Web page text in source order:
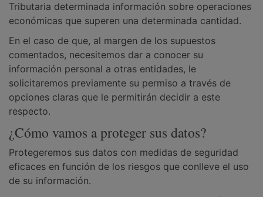
Tributaria determinada información sobre operaciones
económicas que superen una determinada cantidad.
En el caso de que, al margen de los supuestos
comentados, necesitemos dar a conocer su
información personal a otras entidades, le
solicitaremos previamente su permiso a través de
opciones claras que le permitirán decidir a este
respecto.
¿Cómo vamos a proteger sus datos?
Protegeremos sus datos con medidas de seguridad
eficaces en función de los riesgos que conlleve el uso
de su información.